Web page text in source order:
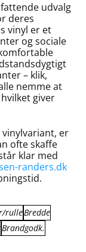
udvalg
deres
vinyl er et
og sociale
– klik,
nemme at
giver
vinylvariant, er
ofte skaffe
klar med
randers.dk
rulleBredde
1.67
Brandgodk.